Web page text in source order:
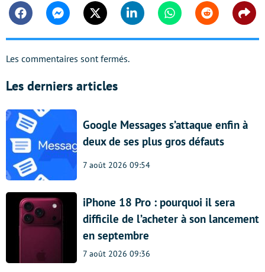
FacebookMessengerTwitter Linkedin WhatsappReddit
Les commentaires sont fermés.
Les derniers articles
Google Messages s’attaque enfin à
deux de ses plus gros défauts
7 août 2026 09:54
iPhone 18 Pro : pourquoi il sera
difficile de l’acheter à son lancement
en septembre
7 août 2026 09:36